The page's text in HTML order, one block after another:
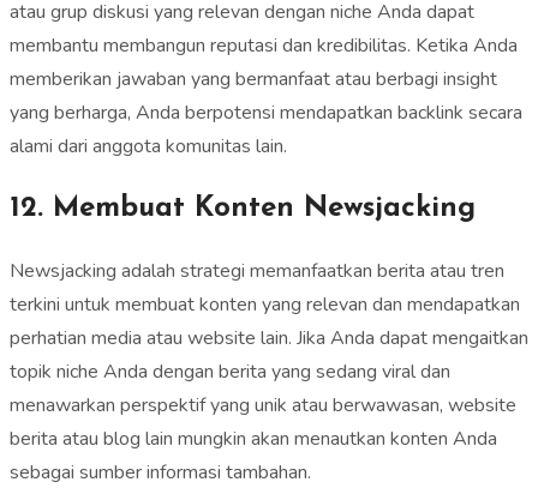
atau grup diskusi yang relevan dengan niche Anda dapat
membantu membangun reputasi dan kredibilitas. Ketika Anda
memberikan jawaban yang bermanfaat atau berbagi insight
yang berharga, Anda berpotensi mendapatkan backlink secara
alami dari anggota komunitas lain.
12. Membuat Konten Newsjacking
Newsjacking adalah strategi memanfaatkan berita atau tren
terkini untuk membuat konten yang relevan dan mendapatkan
perhatian media atau website lain. Jika Anda dapat mengaitkan
topik niche Anda dengan berita yang sedang viral dan
menawarkan perspektif yang unik atau berwawasan, website
berita atau blog lain mungkin akan menautkan konten Anda
sebagai sumber informasi tambahan.